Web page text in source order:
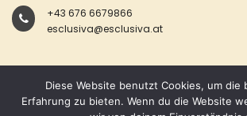
+43 676 6679866
esclusiva@esclusiva.at
Diese Website benutzt Cookies, um die
Erfahrung zu bieten. Wenn du die Website